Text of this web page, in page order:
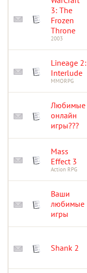
3: The
Frozen
Throne
2003
Lineage 2:
Interlude
MMORPG
Любимые
онлайн
игры???
Mass
Effect 3
Action RPG
Ваши
любимые
игры
Shank 2